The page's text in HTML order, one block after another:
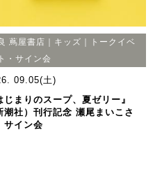
蔦屋書店｜キッズ｜トークイベ
・サイン会
09.05(土)
じまりのスープ、夏ゼリー』
潮社）刊行記念 瀬尾まいこさ
イン会